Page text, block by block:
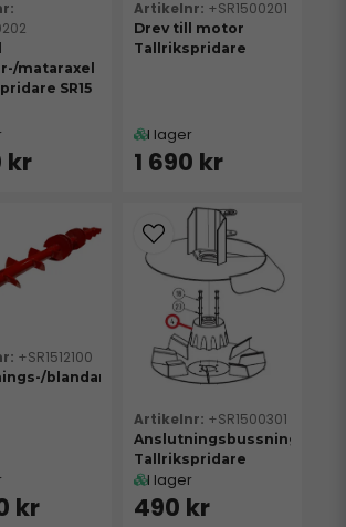
mataraxel
SR15
kr
+SR1500201
Drev till motor
Tallrikspridare
I lager
1 690 kr
+SR1512100
blandarskruv
kr
+SR1500301
Anslutningsbussning
Tallrikspridare
I lager
490 kr